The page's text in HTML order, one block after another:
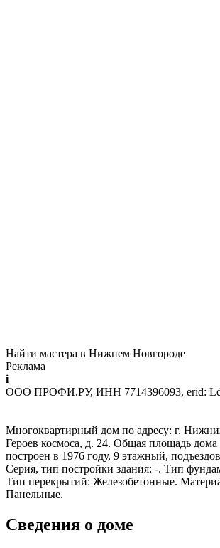
Найти мастера в Нижнем Новгороде
Реклама
i
ООО ПРОФИ.РУ, ИНН 7714396093, erid:
Многоквартирный дом по адресу: г.
Героев космоса, д. 24. Общая площадь
построен в 1976 году, 9 этажный,
Серия, тип постройки здания: -. Тип
Тип перекрытий: Железобетонные.
Панельные.
Сведения о доме